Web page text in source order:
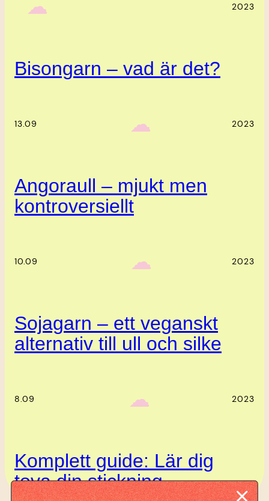
‎ ‎‎ ☁︎‎‎ 2023
Bisongarn – vad är det?
13.09 ‎ ‎‎ ☁︎‎‎ 2023
Angoraull – mjukt men
kontroversiellt
10.09 ‎ ‎‎ ☁︎‎‎ 2023
Sojagarn – ett veganskt
alternativ till ull och silke
8.09 ‎ ‎‎ ☁︎‎‎ 2023
Komplett guide: Lär dig
tova din stickning